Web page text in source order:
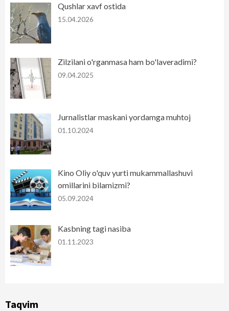
Qushlar xavf ostida
15.04.2026
Zilzilani o'rganmasa ham bo'laveradimi?
09.04.2025
Jurnalistlar maskani yordamga muhtoj
01.10.2024
Kino Oliy o'quv yurti mukammallashuvi
omillarini bilamizmi?
05.09.2024
Kasbning tagi nasiba
01.11.2023
Taqvim